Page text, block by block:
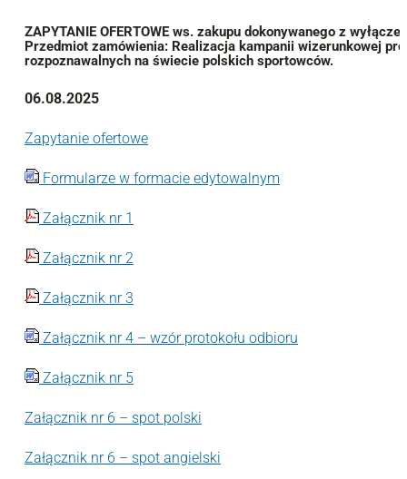
ZAPYTANIE OFERTOWE ws. zakupu dokonywanego z
Przedmiot zamówienia: Realizacja kampanii wizerunkowej
rozpoznawalnych na świecie polskich sportowców.
06.08.2025
Zapytanie ofertowe
Formularze w formacie edytowalnym
Załącznik nr 1
Załącznik nr 2
Załącznik nr 3
Załącznik nr 4 – wzór protokołu odbioru
Załącznik nr 5
Załącznik nr 6 – spot polski
Załącznik nr 6 – spot angielski